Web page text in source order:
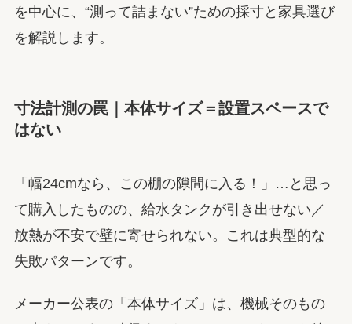
を中心に、“測って詰まない”ための採寸と家具選び
を解説します。
寸法計測の罠｜本体サイズ＝設置スペースで
はない
「幅24cmなら、この棚の隙間に入る！」…と思っ
て購入したものの、給水タンクが引き出せない／
放熱が不安で壁に寄せられない。これは典型的な
失敗パターンです。
メーカー公表の「本体サイズ」は、機械そのもの